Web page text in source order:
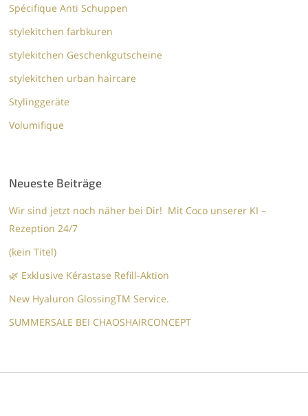
Spécifique Anti Schuppen
stylekitchen farbkuren
stylekitchen Geschenkgutscheine
stylekitchen urban haircare
Stylinggeräte
Volumifique
Neueste Beiträge
Wir sind jetzt noch näher bei Dir! Mit Coco unserer KI –
Rezeption 24/7
(kein Titel)
🌿 Exklusive Kérastase Refill-Aktion
New Hyaluron GlossingTM​ Service.​
SUMMERSALE BEI CHAOSHAIRCONCEPT